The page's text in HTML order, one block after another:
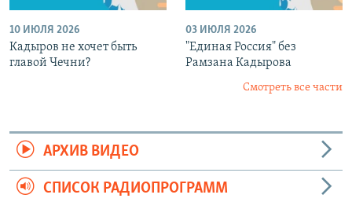
10 ИЮЛЯ 2026
Кадыров не хочет быть
главой Чечни?
03 ИЮЛЯ 2026
"Единая Россия" без
Рамзана Кадырова
Смотреть все части
АРХИВ ВИДЕО
СПИСОК РАДИОПРОГРАММ